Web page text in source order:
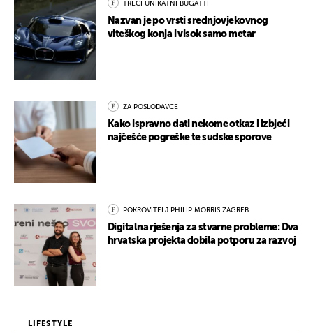
TREĆI UNIKATNI BUGATTI
Nazvan je po vrsti srednjovjekovnog
viteškog konja i visok samo metar
ZA POSLODAVCE
Kako ispravno dati nekome otkaz i izbjeći
najčešće pogreške te sudske sporove
POKROVITELJ PHILIP MORRIS ZAGREB
Digitalna rješenja za stvarne probleme: Dva
hrvatska projekta dobila potporu za razvoj
LIFESTYLE